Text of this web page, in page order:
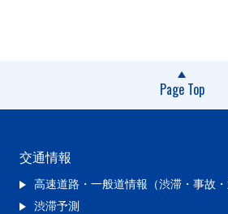
Page Top
交通情報
高速道路・一般道情報（渋滞・事故・
渋滞予測